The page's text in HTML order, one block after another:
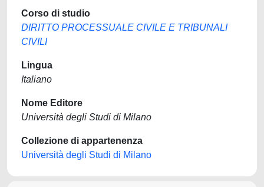
Corso di studio
DIRITTO PROCESSUALE CIVILE E TRIBUNALI
CIVILI
Lingua
Italiano
Nome Editore
Università degli Studi di Milano
Collezione di appartenenza
Università degli Studi di Milano